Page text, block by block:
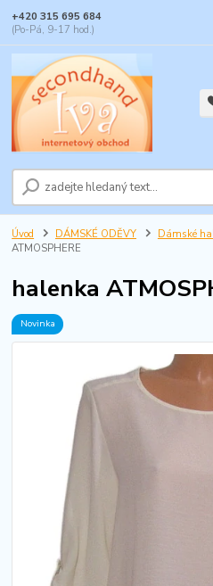
+420 315 695 684
(Po-Pá, 9-17 hod.)
Úvod DÁMSKÉ ODĚVY Dámské
ATMOSPHERE
halenka
Novinka